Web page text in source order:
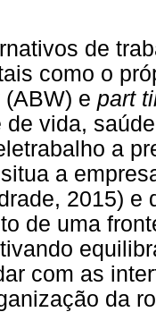
de
como o
(ABW) e part
de vida,
a
a
2015) e
de uma
com as
da